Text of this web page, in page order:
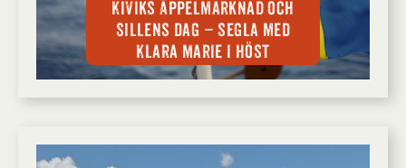
Kiviks Äppelmarknad och
Sillens dag – segla med
Klara Marie i höst